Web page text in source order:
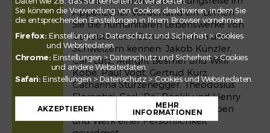
+
Appenzeller Vorderland ein. Lernen
Sie die humanitären Lebenswerke von
bedeutenden Schweizerinnen und
Schweizern kennen: Jakob Künzler,
Carl Lutz, Margrit Besmer und Willi
Kobe, Paul Vogt, Gertrud Kurz,
Catharina Sturzenegger, Theodosius
Florentini, Carl “Bö” Böckli und Henry
Dunant. Jede Station ist dem Leben
und Werk einer Persönlichkeit
Sie können die Verwendung von Cookies deaktivieren, indem Sie
die entsprechenden Einstellungen in Ihrem Browser vornehmen:
Firefox: Einstellungen > Datenschutz und Sicherheit > Cookies
und Websitedaten.
Chrome: Einstellungen > Datenschutz und Sicherheit > Cookies
und andere Websitedaten.
Safari: Einstellungen > Datenschutz > Cookies und Websitedaten.
AKZEPTIEREN MEHR
INFORMATIONEN